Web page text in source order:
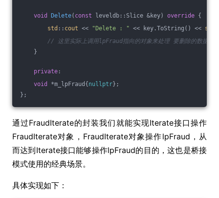
void Delete( const leveldb::Slice &key) override {
std :: cout << "Delete : " << key.ToString() << std
// 这里实际上调用lpFraud指向的对象来处理 要删除的数据
}
private :
void
*m_lpFraud{nullptr};
};
通过FraudIterate的封装我们就能实现Iterate接口操作
FraudIterate对象，FraudIterate对象操作lpFraud，从
而达到Iterate接口能够操作lpFraud的目的，这也是桥接
模式使用的经典场景。
具体实现如下：